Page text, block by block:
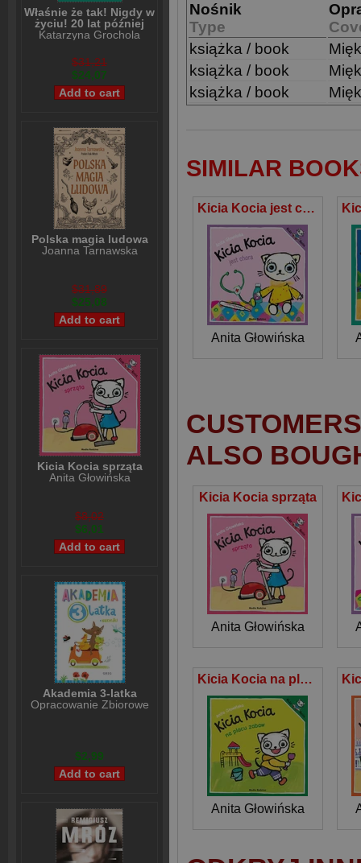
Właśnie że tak! Nigdy w
życiu! 20 lat później
Katarzyna Grochola
$31,21
$24,07
Polska magia ludowa
Joanna Tarnawska
$31,89
$25,08
Kicia Kocia sprząta
Anita Głowińska
$8,02
$6,01
Akademia 3-latka
Opracowanie Zbiorowe
$2,99
Nośnik
Type
książka / book
książka / book
książka / book
SIMILAR
Kicia Kocia jest chora
Anita Głowińska
ALSO
Kicia Kocia sprząta
Anita Głowińska
Kicia Kocia na placu zabaw
Anita Głowińska